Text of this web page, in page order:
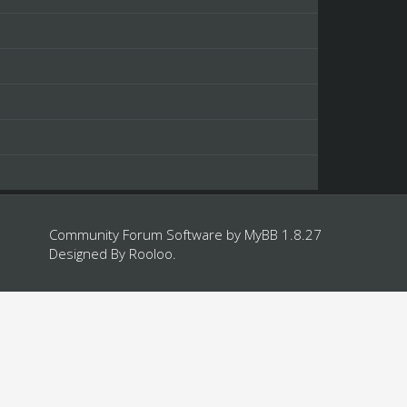
Community Forum Software by MyBB 1.8.27
Designed By Rooloo.